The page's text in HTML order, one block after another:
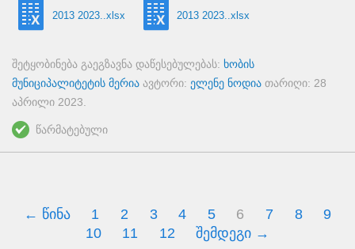
2013 2023..xlsx 2013 2023..xlsx
შეტყობინება გაეგზავნა დაწესებულებას: ხობის
მუნიციპალიტეტის მერია ავტორი: ელენე ნოდია თარიღი: 28
აპრილი 2023.
წარმატებული
← წინა 1 2 3 4 5 6 7 8
9
10
11 12 შემდეგი →